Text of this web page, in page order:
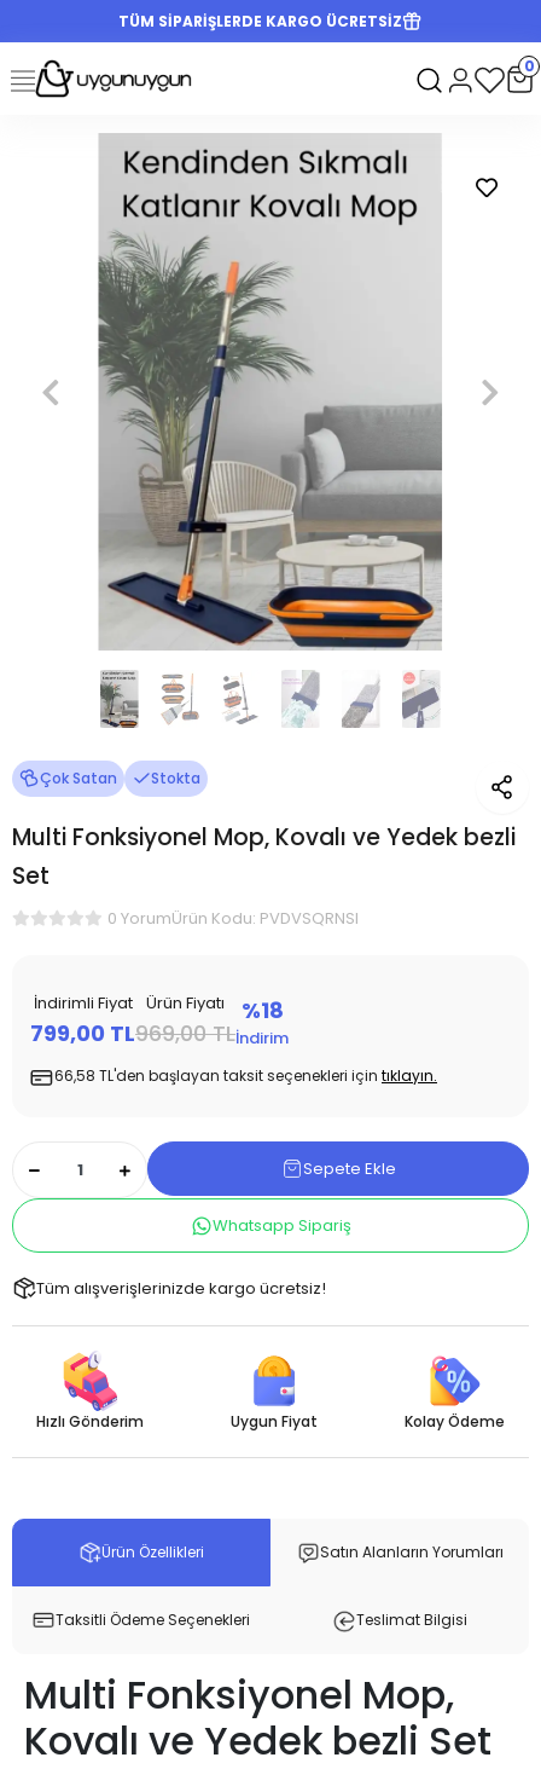
TÜM SİPARİŞLERDE KARGO ÜCRETSİZ
0
Çok Satan Stokta
Multi Fonksiyonel Mop, Kovalı ve Yedek bezli
Set
0 YorumÜrün Kodu: PVDVSQRNSI
İndirimli Fiyat
799,00 TL
Ürün Fiyatı
969,00 TL
%18
İndirim
66,58 TL'den başlayan taksit seçenekleri için tıklayın.
Sepete Ekle
Whatsapp Sipariş
Tüm alışverişlerinizde kargo ücretsiz!
Hızlı Gönderim Uygun Fiyat Kolay Ödeme
Ürün Özellikleri Satın Alanların Yorumları
Taksitli Ödeme Seçenekleri Teslimat Bilgisi
Multi Fonksiyonel Mop,
Kovalı ve Yedek bezli Set